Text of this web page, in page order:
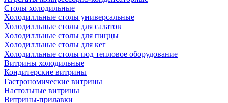
Столы холодильные
Холодилльные столы универсальные
Холодилльные столы для салатов
Холодилльные столы для пиццы
Холодилльные столы для кег
Холодилльные столы под тепловое оборудование
Витрины холодильные
Кондитерские витрины
Гастрономические витрины
Настольные витрины
Витрины-прилавки